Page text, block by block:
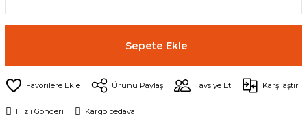
Sepete Ekle
Ürünü Paylaş Tavsiye Et Karşılaştır
Hızlı Gönderi Kargo bedava